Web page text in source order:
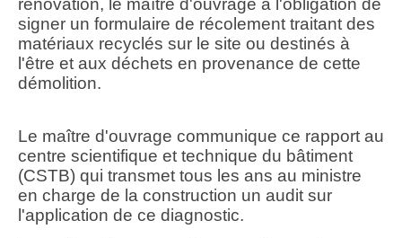
rénovation, le maître d'ouvrage a l'obligation de
signer un formulaire de récolement traitant des
matériaux recyclés sur le site ou destinés à
l'être et aux déchets en provenance de cette
démolition.
Le maître d'ouvrage communique ce rapport au
centre scientifique et technique du bâtiment
(CSTB) qui transmet tous les ans au ministre
en charge de la construction un audit sur
l'application de ce diagnostic.